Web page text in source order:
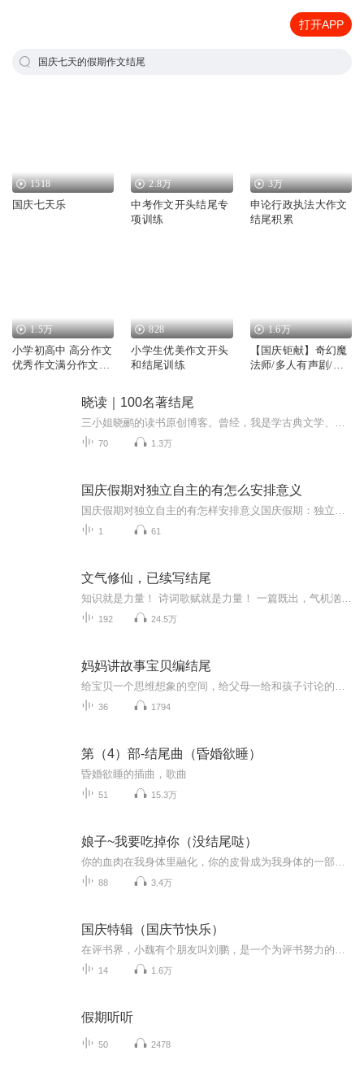
打开APP
国庆七天的假期作文结尾
1518
国庆七天乐
2.8万
中考作文开头结尾专
项训练
3万
申论行政执法大作文
结尾积累
1.5万
小学初高中 高分作文
优秀作文满分作文开
828
小学生优美作文开头
和结尾训练
1.6万
【国庆钜献】奇幻魔
法师/多人有声剧/国
晓读｜100名著结尾
70 1.3万
国庆假期对独立自主的有怎么安排意义
1 61
文气修仙，已续写结尾
192 24.5万
妈妈讲故事宝贝编结尾
36 1794
第（4）部-结尾曲（昏婚欲睡）
昏婚欲睡的插曲，歌曲
51 15.3万
娘子~我要吃掉你（没结尾哒）
88 3.4万
国庆特辑（国庆节快乐）
14 1.6万
假期听听
50 2478